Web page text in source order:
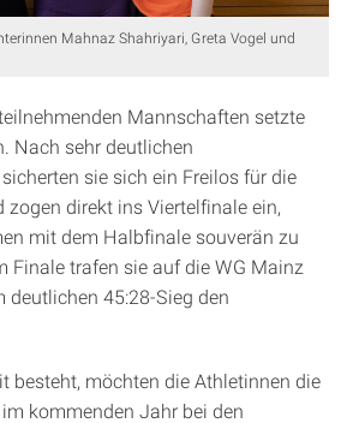
Mahnaz Shahriyari, Greta Vogel und
Mannschaften setzte
Nach sehr deutlichen
sie sich ein Freilos für die
zogen direkt ins Viertelfinale ein,
mit dem Halbfinale souverän zu
Finale trafen sie auf die WG Mainz
deutlichen 45:28-Sieg den
besteht, möchten die Athletinnen die
kommenden Jahr bei den